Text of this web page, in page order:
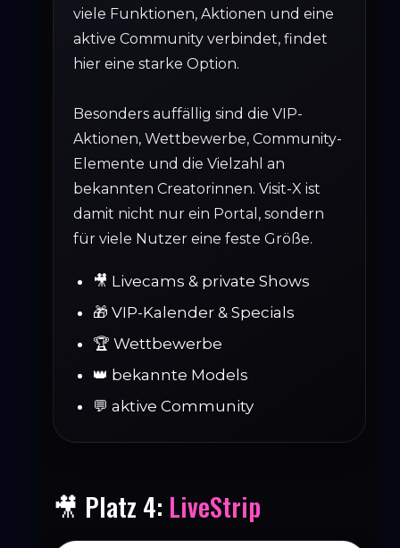
viele Funktionen, Aktionen und eine
aktive Community verbindet, findet
hier eine starke Option.
Besonders auffällig sind die VIP-
Aktionen, Wettbewerbe, Community-
Elemente und die Vielzahl an
bekannten Creatorinnen. Visit-X ist
damit nicht nur ein Portal, sondern
für viele Nutzer eine feste Größe.
🎥 Livecams & private Shows
🎁 VIP-Kalender & Specials
🏆 Wettbewerbe
👑 bekannte Models
💬 aktive Community
🎥 Platz 4: LiveStrip